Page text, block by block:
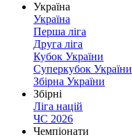
Україна
Україна
Перша ліга
Друга ліга
Кубок України
Суперкубок України
Збірна України
Збірні
Ліга націй
ЧС 2026
Чемпіонати